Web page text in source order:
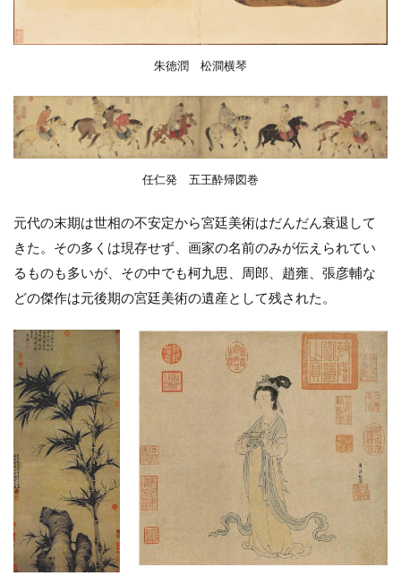
朱徳潤 松澗横琴
任仁発 五王酔帰図巻
元代の末期は世相の不安定から宮廷美術はだんだん衰退して
きた。その多くは現存せず、画家の名前のみが伝えられてい
るものも多いが、その中でも柯九思、周郎、趙雍、張彦輔な
どの傑作は元後期の宮廷美術の遺産として残された。